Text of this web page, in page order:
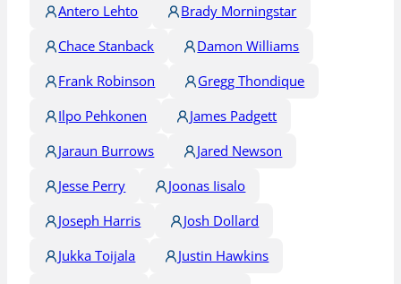
Antero Lehto
Brady Morningstar
Chace Stanback
Damon Williams
Frank Robinson
Gregg Thondique
Ilpo Pehkonen
James Padgett
Jaraun Burrows
Jared Newson
Jesse Perry
Joonas Iisalo
Joseph Harris
Josh Dollard
Jukka Toijala
Justin Hawkins